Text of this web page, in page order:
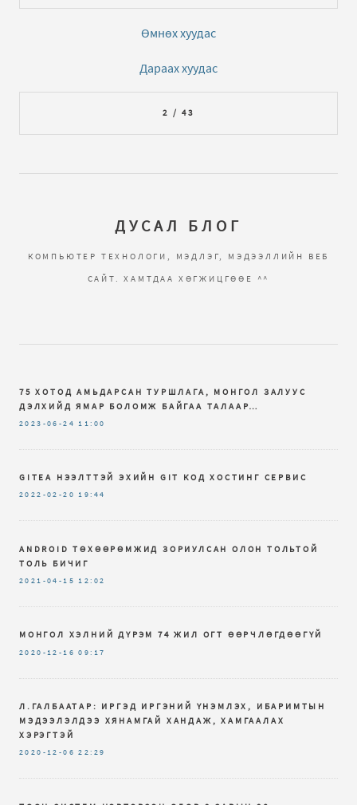
Өмнөх хуудас
Дараах хуудас
2 / 43
ДУСАЛ БЛОГ
КОМПЬЮТЕР ТЕХНОЛОГИ, МЭДЛЭГ, МЭДЭЭЛЛИЙН ВЕБ
САЙТ. ХАМТДАА ХӨГЖИЦГӨӨЕ ^^
75 ХОТОД АМЬДАРСАН ТУРШЛАГА, МОНГОЛ ЗАЛУУС
ДЭЛХИЙД ЯМАР БОЛОМЖ БАЙГАА ТАЛААР…
2023-06-24 11:00
GITEA НЭЭЛТТЭЙ ЭХИЙН GIT КОД ХОСТИНГ СЕРВИС
2022-02-20 19:44
ANDROID ТӨХӨӨРӨМЖИД ЗОРИУЛСАН ОЛОН ТОЛЬТОЙ
ТОЛЬ БИЧИГ
2021-04-15 12:02
МОНГОЛ ХЭЛНИЙ ДҮРЭМ 74 ЖИЛ ОГТ ӨӨРЧЛӨГДӨӨГҮЙ
2020-12-16 09:17
Л.ГАЛБААТАР: ИРГЭД ИРГЭНИЙ ҮНЭМЛЭХ, ИБАРИМТЫН
МЭДЭЭЛЭЛДЭЭ ХЯНАМГАЙ ХАНДАЖ, ХАМГААЛАХ
ХЭРЭГТЭЙ
2020-12-06 22:29